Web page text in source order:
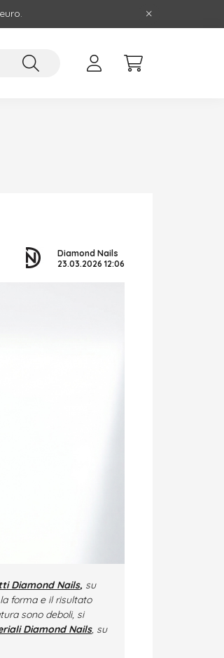
Diamond Nails
23.03.2026 12:06
Diamond Nails, su
forma e il risultato
sono deboli, si
Diamond Nails, su